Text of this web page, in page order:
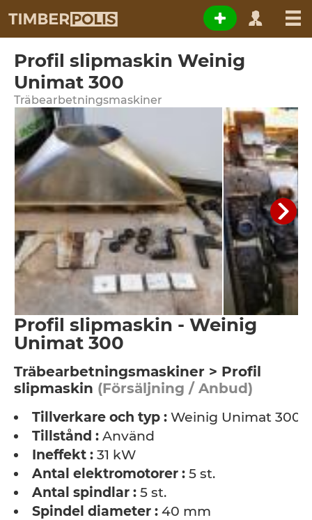
Profil slipmaskin Weinig
Unimat 300
Träbearbetningsmaskiner
Profil slipmaskin - Weinig
Unimat 300
Träbearbetningsmaskiner > Profil
slipmaskin (Försäljning / Anbud)
Tillverkare och typ : Weinig Unimat 300
Tillstånd : Använd
Ineffekt : 31 kW
Antal elektromotorer : 5 st.
Antal spindlar : 5 st.
Spindel diameter : 40 mm